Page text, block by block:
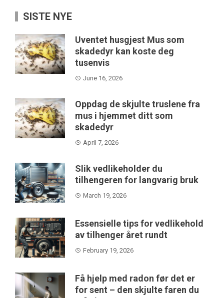
SISTE NYE
Uventet husgjest Mus som
skadedyr kan koste deg
tusenvis
June 16, 2026
Oppdag de skjulte truslene fra
mus i hjemmet ditt som
skadedyr
April 7, 2026
Slik vedlikeholder du
tilhengeren for langvarig bruk
March 19, 2026
Essensielle tips for vedlikehold
av tilhenger året rundt
February 19, 2026
Få hjelp med radon før det er
for sent – den skjulte faren du